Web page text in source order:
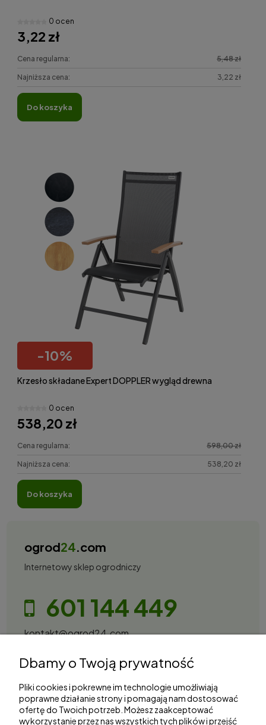
0 ocen
3,22 zł
Cena regularna: 5,48 zł
Najniższa cena: 3,22 zł
do koszyka
-10%
Krzesło składane Expert DOPPLER wygląd drewna
0 ocen
538,20 zł
Cena regularna: 598,00 zł
Najniższa cena: 538,20 zł
do koszyka
ogrod24.com
Internetowy sklep ogrodniczy
601 144 449
kontakt@ogrod24.com
Gorzowska 27, 66-530 Trzebicz
Zakupy
Dbamy o Twoją prywatność
Pliki cookies i pokrewne im technologie umożliwiają
poprawne działanie strony i pomagają nam dostosować
ofertę do Twoich potrzeb. Możesz zaakceptować
wykorzystanie przez nas wszystkich tych plików i przejść